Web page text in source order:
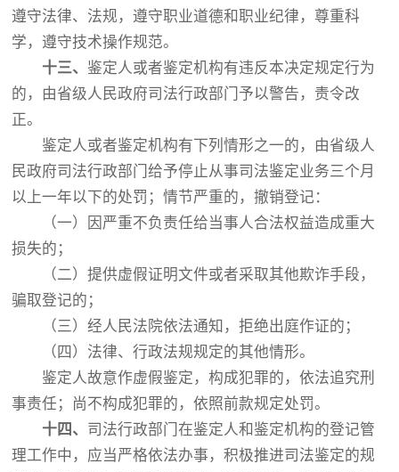
遵守法律、法规，遵守职业道德和职业纪律，尊重科
学，遵守技术操作规范。
十三、鉴定人或者鉴定机构有违反本决定规定行为
的，由省级人民政府司法行政部门予以警告，责令改
正。
鉴定人或者鉴定机构有下列情形之一的，由省级人
民政府司法行政部门给予停止从事司法鉴定业务三个月
以上一年以下的处罚；情节严重的，撤销登记：
（一）因严重不负责任给当事人合法权益造成重大
损失的；
（二）提供虚假证明文件或者采取其他欺诈手段，
骗取登记的；
（三）经人民法院依法通知，拒绝出庭作证的；
（四）法律、行政法规规定的其他情形。
鉴定人故意作虚假鉴定，构成犯罪的，依法追究刑
事责任；尚不构成犯罪的，依照前款规定处罚。
十四、 司法行政部门在鉴定人和鉴定机构的登记管
理工作中，应当严格依法办事，积极推进司法鉴定的规